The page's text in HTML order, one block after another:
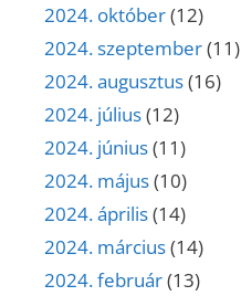
2024. október(12)
2024. szeptember(11)
2024. augusztus(16)
2024. július(12)
2024. június(11)
2024. május(10)
2024. április(14)
2024. március(14)
2024. február(13)